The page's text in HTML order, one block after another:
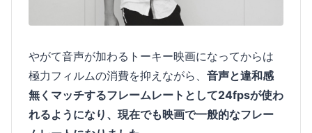
やがて音声が加わるトーキー映画になってからは
極力フィルムの消費を抑えながら、 音声と違和感
無くマッチするフレームレートとして24fpsが使わ
れるようになり、現在でも映画で一般的なフレー